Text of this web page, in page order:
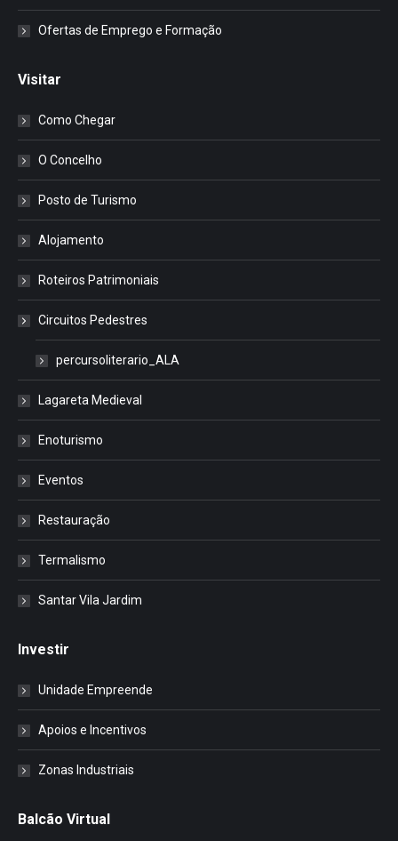
Ofertas de Emprego e Formação
Visitar
Como Chegar
O Concelho
Posto de Turismo
Alojamento
Roteiros Patrimoniais
Circuitos Pedestres
percursoliterario_ALA
Lagareta Medieval
Enoturismo
Eventos
Restauração
Termalismo
Santar Vila Jardim
Investir
Unidade Empreende
Apoios e Incentivos
Zonas Industriais
Balcão Virtual